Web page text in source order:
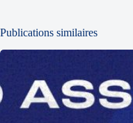
Publications similaires